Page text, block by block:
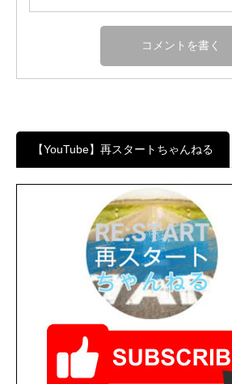
【YouTube】再スタートちゃんねる